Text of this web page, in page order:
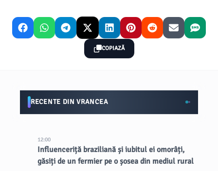
COPIAZĂ
RECENTE DIN VRANCEA
12:00
Influenceriță braziliană și iubitul ei omorâți,
găsiți de un fermier pe o șosea din mediul rural